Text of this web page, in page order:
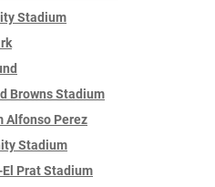
Stadium
Browns Stadium
Alfonso Perez
Stadium
Prat Stadium